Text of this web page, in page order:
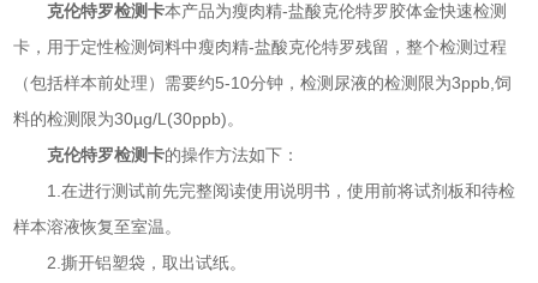
克伦特罗检测卡本产品为瘦肉精-盐酸克伦特罗胶体金快速检测
卡，用于定性检测饲料中瘦肉精-盐酸克伦特罗残留，整个检测过程
（包括样本前处理）需要约5-10分钟，检测尿液的检测限为3ppb,饲
料的检测限为30µg/L(30ppb)。
克伦特罗检测卡的操作方法如下：
1.在进行测试前先完整阅读使用说明书，使用前将试剂板和待检
样本溶液恢复至室温。
2.撕开铝塑袋，取出试纸。